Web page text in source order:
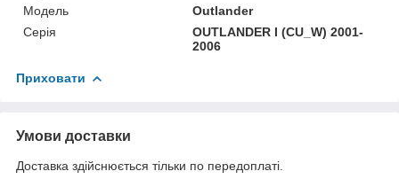
Модель
Outlander
Серія
OUTLANDER I (CU_W) 2001-
2006
Приховати
Умови доставки
Доставка здійснюється тільки по передоплаті.